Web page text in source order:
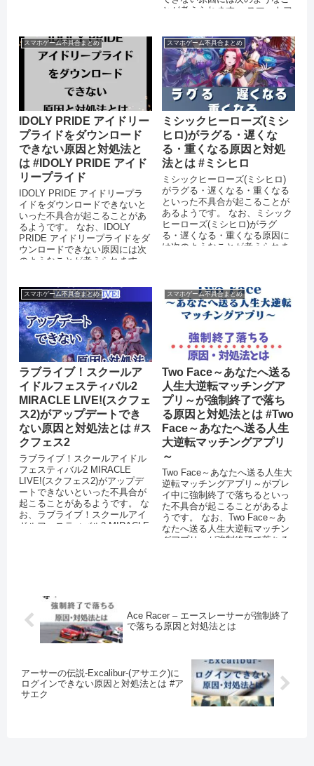
とが考えられます。 スマートフ
スマホゲーム不具合まとめ
IDOLY PRIDE アイドリー
プライドをダウンロード
できない原因と対処法と
は #IDOLY PRIDE アイド
リープライド
IDOLY PRIDE アイドリープラ
イドをダウンロードできないと
いった不具合が起こることがあ
るようです。 なお、IDOLY
PRIDE アイドリープライドをダ
ウンロードできない原因には次
のようなことが考えられます。
スマホゲーム不具合まとめ
ミシックヒーローズ(ミシ
ヒロ)がラグる・遅くな
る・重くなる原因と対処
法とは #ミシヒロ
ミシックヒーローズ(ミシヒロ)
がラグる・遅くなる・重くなる
といった不具合が起こることが
あるようです。 なお、ミシック
ヒーローズ(ミシヒロ)がラグ
る・遅くなる・重くなる原因に
は次のようなことが考えられま
スマホゲーム不具合まとめ
ラブライブ！スクールア
イドルフェスティバル2
MIRACLE LIVE!(スクフェ
ス2)がアップデートでき
ない原因と対処法とは #ス
クフェス2
ラブライブ！スクールアイドル
フェスティバル2 MIRACLE
LIVE!(スクフェス2)がアップデ
ートできないといった不具合が
起こることがあるようです。 な
お、ラブライブ！スクールアイ
ドルフェスティバル2 MIRACLE
スマホゲーム不具合まとめ
Two Face～あなたへ送る
人生大逆転マッチングア
プリ～が強制終了で落ち
る原因と対処法とは #Two
Face～あなたへ送る人生
大逆転マッチングアプリ
～
Two Face～あなたへ送る人生大
逆転マッチングアプリ～がプレ
イ中に強制終了で落ちるといっ
た不具合が起こることがあるよ
うです。 なお、Two Face～あ
なたへ送る人生大逆転マッチン
グアプリ～が強制終了で落ちる
Ace Racer – エースレーサーが強制終了
で落ちる原因と対処法とは
アーサーの伝説-Excalibur-(アサエク)に
ログインできない原因と対処法とは #ア
サエク